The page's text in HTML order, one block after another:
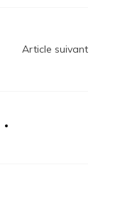
Article suivant